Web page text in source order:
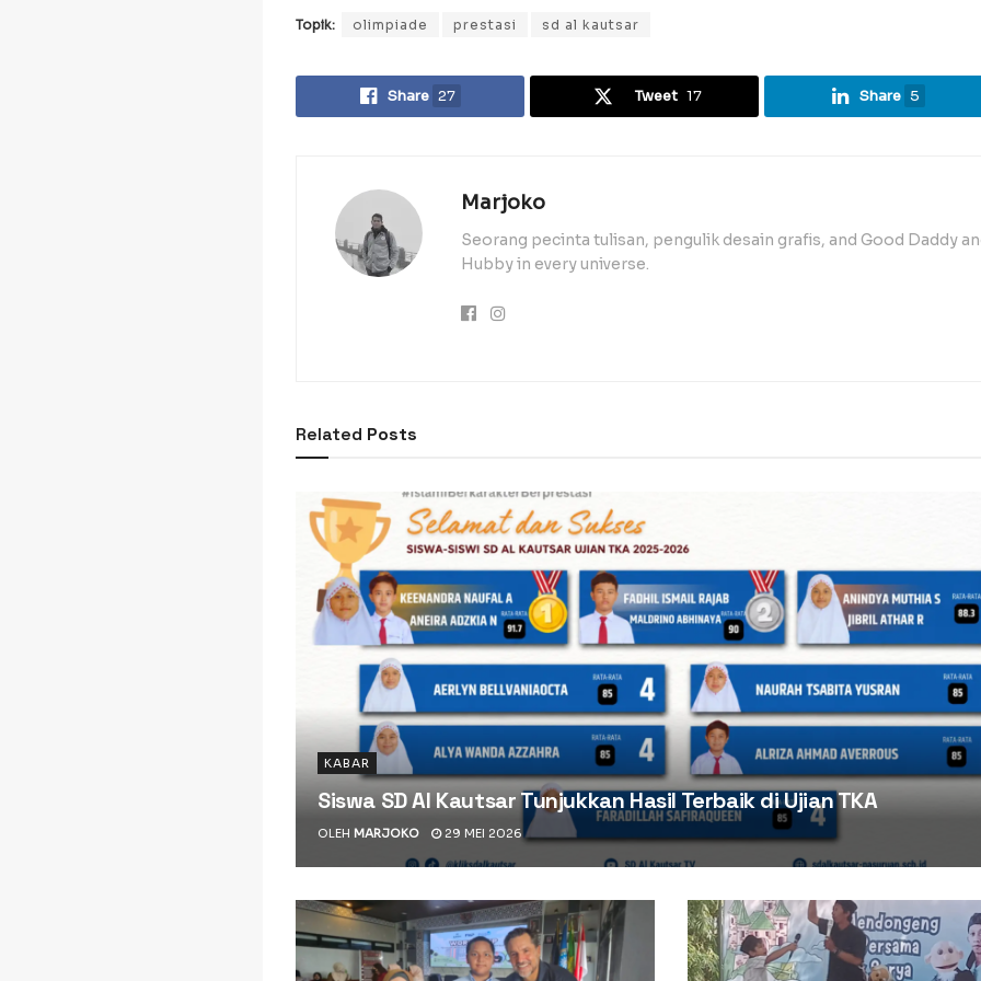
Topik: olimpiade prestasi sd al kautsar
Share 27 Tweet 17 Share 5
Marjoko
Seorang pecinta tulisan, pengulik desain grafis, and Good Daddy
Hubby in every universe.
Related Posts
KABAR
Siswa SD Al Kautsar Tunjukkan Hasil Terbaik di Ujian TKA
OLEH MARJOKO 29 MEI 2026